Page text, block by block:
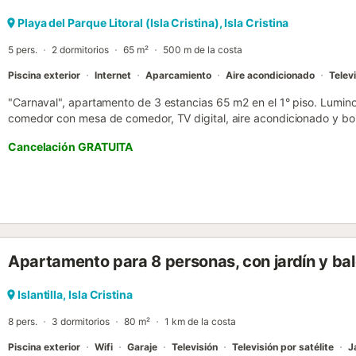
Playa del Parque Litoral (Isla Cristina), Isla Cristina
5 pers. 2 dormitorios 65 m² 500 m de la costa
Piscina exterior Internet Aparcamiento Aire acondicionado
"Carnaval", apartamento de 3 estancias 65 m2 en el 1° piso.
comedor con mesa de comedor, TV digital, aire acondicionado y
calor, caliente. 1 dorm. con 1 x 3 literas (90 cm, 190 cm de
longitud), aire acondicionado y bomba de calor, caliente. Cocina
tostadora, microondas, congelador, cafetera eléctrica, Cápsulas
americana. Baño/bidet/WC, ducha/WC. Aire acondicionado, aire
grande 7 m2. Vista a la localidad. El alojamiento dispone de:
ESFCTU0000210020008489680000000000000000VFT/HU/
Cancelación GRATUITA
Apartamento para 8 personas, con jardín y
Islantilla, Isla Cristina
8 pers. 3 dormitorios 80 m² 1 km de la costa
Piscina exterior Wifi Garaje Televisión Televisión por satélite